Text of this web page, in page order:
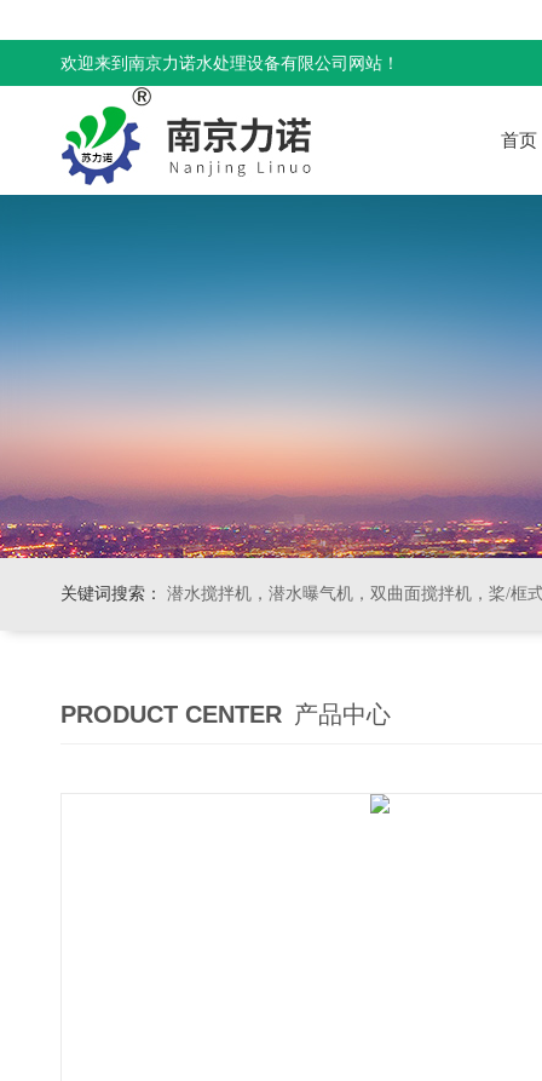
欢迎来到南京力诺水处理设备有限公司网站！
首页
关键词搜索： 潜水搅拌机，潜水曝气机，双曲面搅拌机，桨/框式搅拌
PRODUCT CENTER 产品中心